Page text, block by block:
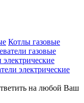
Котлы газовые
газовые
электрические
электрические
на любой Ваш